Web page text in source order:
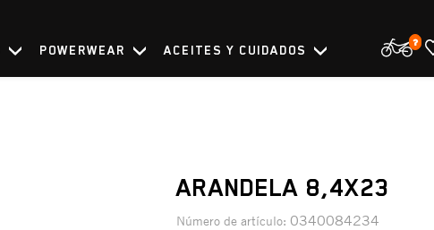
POWERWEAR ACEITES Y CUIDADOS
ARANDELA 8,4X23
Número de artículo: 0340084234